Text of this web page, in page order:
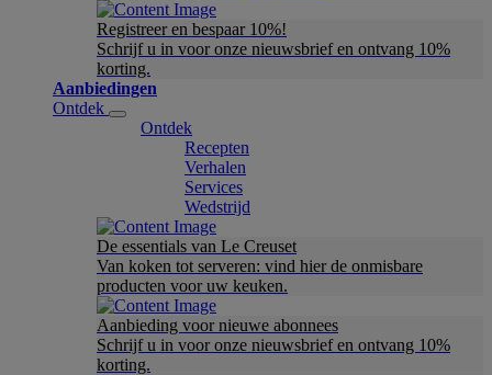
Registreer en bespaar 10%!
Schrijf u in voor onze nieuwsbrief en ontvang 10%
korting.
Aanbiedingen
Ontdek
Ontdek
Recepten
Verhalen
Services
Wedstrijd
De essentials van Le Creuset
Van koken tot serveren: vind hier de onmisbare
producten voor uw keuken.
Aanbieding voor nieuwe abonnees
Schrijf u in voor onze nieuwsbrief en ontvang 10%
korting.